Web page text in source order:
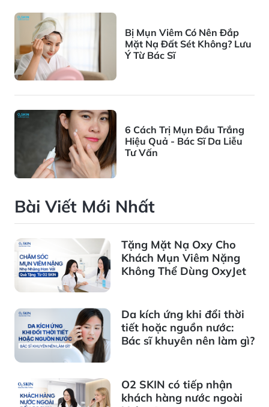
Bị Mụn Viêm Có Nên Đắp
Mặt Nạ Đất Sét Không? Lưu
Ý Từ Bác Sĩ
6 Cách Trị Mụn Đầu Trắng
Hiệu Quả - Bác Sĩ Da Liễu
Tư Vấn
Bài Viết Mới Nhất
Tặng Mặt Nạ Oxy Cho
Khách Mụn Viêm Nặng
Không Thể Dùng OxyJet
Da kích ứng khi đổi thời
tiết hoặc nguồn nước:
Bác sĩ khuyên nên làm gì?
O2 SKIN có tiếp nhận
khách hàng nước ngoài